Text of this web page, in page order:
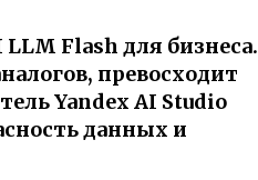
Flash для бизнеса.
превосходит
Yandex AI Studio
данных и